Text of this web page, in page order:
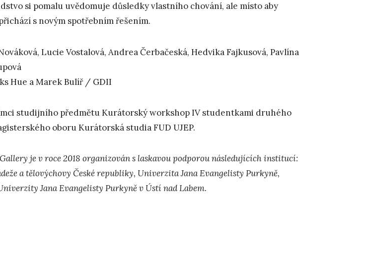
si pomalu uvědomuje důsledky vlastního chování, ale místo aby
s novým spotřebním řešením.
Lucie Vostalová, Andrea Čerbačeská, Hedvika Fajkusová, Pavlína
Hue a Marek Bulíř / GDII
studijního předmětu Kurátorský workshop IV studentkami druhého
oboru Kurátorská studia FUD UJEP.
je v roce 2018 organizován s laskavou podporou následujících institucí:
a tělovýchovy České republiky, Univerzita Jana Evangelisty Purkyně,
Jana Evangelisty Purkyně v Ústí nad Labem.